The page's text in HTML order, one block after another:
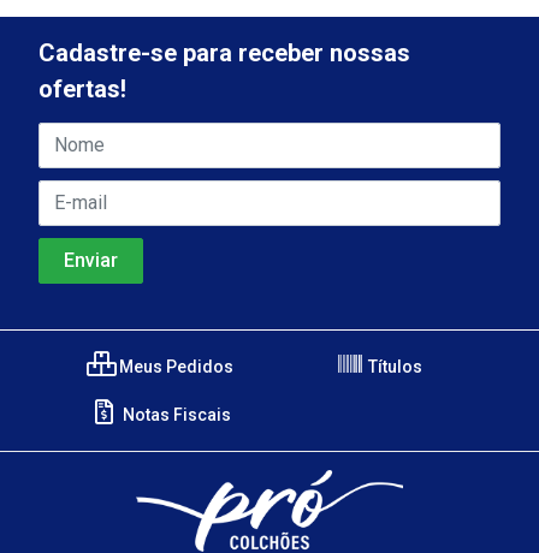
Cadastre-se para receber nossas
ofertas!
Meus Pedidos Títulos
Notas Fiscais